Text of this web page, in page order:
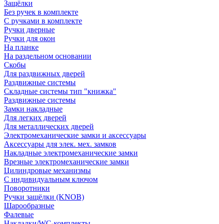
Защёлки
Без ручек в комплекте
С ручками в комплекте
Ручки дверные
Ручки для окон
На планке
На раздельном основании
Скобы
Для раздвижных дверей
Раздвижные системы
Складные системы тип "книжка"
Раздвижные системы
Замки накладные
Для легких дверей
Для металлических дверей
Электромеханические замки и аксессуары
Аксессуары для элек. мех. замков
Накладные электромеханические замки
Врезные электромеханические замки
Цилиндровые механизмы
С индивидуальным ключом
Поворотники
Ручки защёлки (KNOB)
Шарообразные
Фалевые